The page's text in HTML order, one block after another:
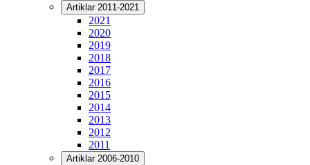
Artiklar 2011-2021
2021
2020
2019
2018
2017
2016
2015
2014
2013
2012
2011
Artiklar 2006-2010